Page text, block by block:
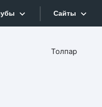
«Запад»
Сайты
Сайты
Толпар